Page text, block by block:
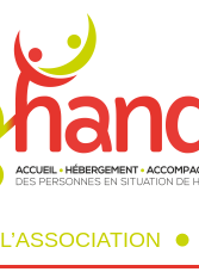
L’ASSOCIATION